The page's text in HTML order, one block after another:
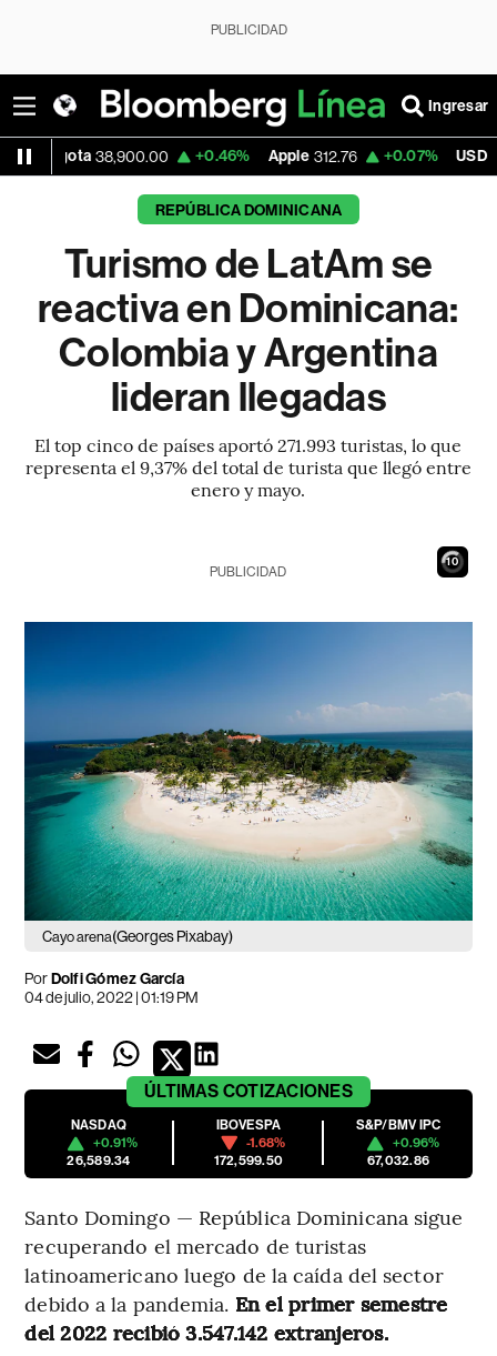
PUBLICIDAD
Ingresar
+0.46% Apple 312.76 +0.07% USD COP 3,159.60
REPÚBLICA DOMINICANA
Turismo de LatAm se
reactiva en Dominicana:
Colombia y Argentina
lideran llegadas
El top cinco de países aportó 271.993 turistas, lo que
representa el 9,37% del total de turista que llegó entre
enero y mayo.
9
PUBLICIDAD
Cayo arena(Georges Pixabay)
PorDolfi Gómez García
04 de julio, 2022 | 01:19 PM
ÚLTIMAS COTIZACIONES
NASDAQ
+0.91%
26,589.34
IBOVESPA
-1.68%
172,599.50
S&P/BMV IPC
+0.96%
67,032.86
Santo Domingo — República Dominicana sigue
recuperando el mercado de turistas
latinoamericano luego de la caída del sector
debido a la pandemia. En el primer semestre
del 2022 recibió 3.547.142 extranjeros.